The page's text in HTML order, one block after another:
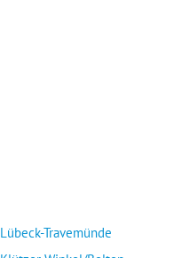
Lübeck-Travemünde